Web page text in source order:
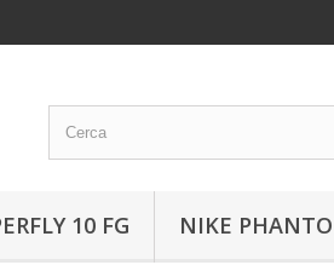
10 FG NIKE